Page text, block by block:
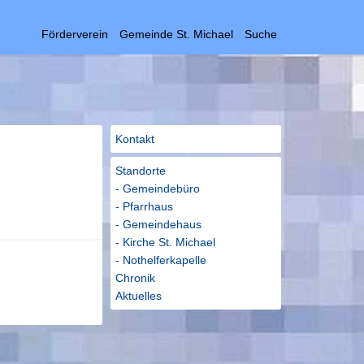
Förderverein Gemeinde St. Michael Suche
Kontakt
Standorte
- Gemeindebüro
- Pfarrhaus
- Gemeindehaus
- Kirche St. Michael
- Nothelferkapelle
Chronik
Aktuelles